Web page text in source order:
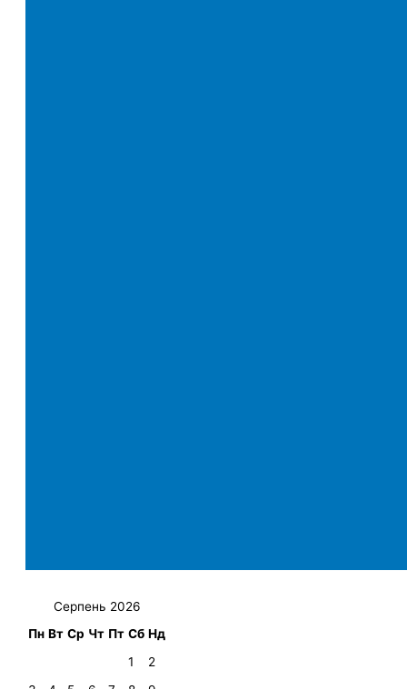
Серпень 2026
Пн Вт Ср Чт Пт Сб Нд
1
2